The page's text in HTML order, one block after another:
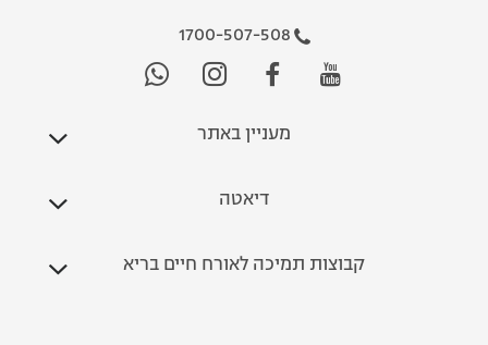
1700-507-508
מעניין באתר
דיאטה
קבוצות תמיכה לאורח חיים בריא